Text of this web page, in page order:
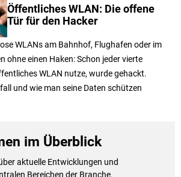
Öffentliches WLAN: Die offene
Tür für den Hacker
WLANs am Bahnhof, Flughafen oder im
ohne einen Haken: Schon jeder vierte
WLAN nutze, wurde gehackt.
und wie man seine Daten schützen
im Überblick
aktuelle Entwicklungen und
Bereichen der Branche.